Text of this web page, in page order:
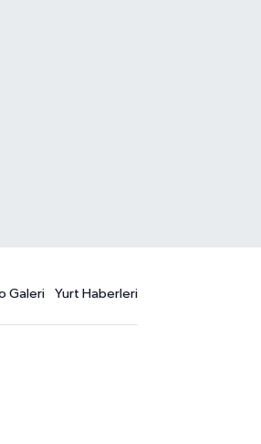
Galeri Yurt Haberleri